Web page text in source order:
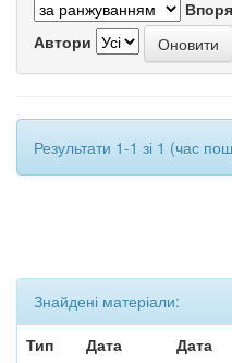
Автори
Результати 1-1 зі 1 (час
Знайдені матеріали:
Тип
Дата
Дата